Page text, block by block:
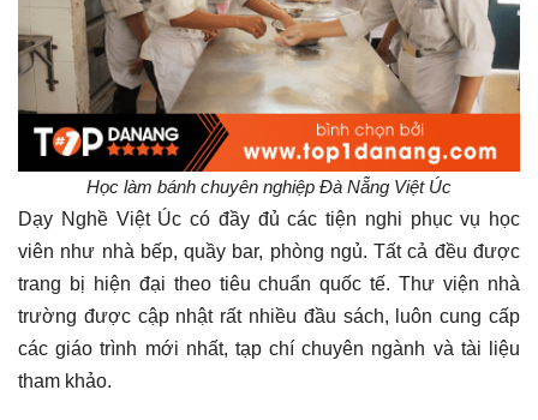
Học làm bánh chuyên nghiệp Đà Nẵng Việt Úc
Dạy Nghề Việt Úc có đầy đủ các tiện nghi phục vụ học
viên như nhà bếp, quầy bar, phòng ngủ. Tất cả đều được
trang bị hiện đại theo tiêu chuẩn quốc tế. Thư viện nhà
trường được cập nhật rất nhiều đầu sách, luôn cung cấp
các giáo trình mới nhất, tạp chí chuyên ngành và tài liệu
tham khảo.